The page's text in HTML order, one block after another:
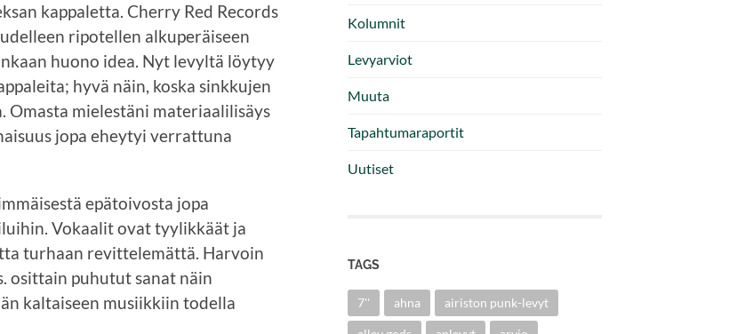
kappaletta. Cherry Red Records
ripotellen alkuperäiseen
huono idea. Nyt levyltä löytyy
hyvä näin, koska sinkkujen
mielestäni materiaalilisäys
jopa eheytyi verrattuna
epätoivosta jopa
Vokaalit ovat tyylikkäät ja
turhaan revittelemättä. Harvoin
osittain puhutut sanat näin
kaltaiseen musiikkiin todella
Kolumnit
Levyarviot
Muuta
Tapahtumaraportit
Uutiset
TAGS
7'' ahna airiston punk-levyt